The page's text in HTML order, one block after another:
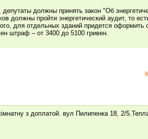
депутаты должны принять закон "Об
должны пройти энергетический аудит, то
для отдельных зданий придется оформить
штраф – от 3400 до 5100 гривен.
з доплатой. вул Пилипенка 18, 2/